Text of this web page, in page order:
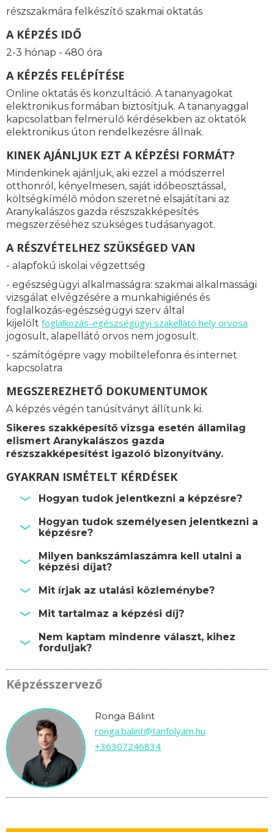
részszakmára felkészítő szakmai oktatás
A KÉPZÉS IDŐ
2-3 hónap - 480 óra
A KÉPZÉS FELÉPÍTÉSE
Online oktatás és konzultáció. A tananyagokat
elektronikus formában biztosítjuk. A tananyaggal
kapcsolatban felmerülő kérdésekben az oktatók
elektronikus úton rendelkezésre állnak.
KINEK AJÁNLJUK EZT A KÉPZÉSI FORMÁT?
Mindenkinek ajánljuk, aki ezzel a módszerrel
otthonról, kényelmesen, saját időbeosztással,
költségkímélő módon szeretné elsajátítani az
Aranykalászos gazda részszakképesítés
megszerzéséhez szükséges tudásanyagot.
A RÉSZVÉTELHEZ SZÜKSÉGED VAN
- alapfokú iskolai végzettség
- egészségügyi alkalmasságra: szakmai alkalmassági
vizsgálat elvégzésére a munkahigiénés és
foglalkozás-egészségügyi szerv által
kijelölt foglalkozás-egészségügyi szakellátó hely orvosa
jogosult, alapellátó orvos nem jogosult.
- számítógépre vagy mobiltelefonra és internet
kapcsolatra
MEGSZEREZHETŐ DOKUMENTUMOK
A képzés végén tanúsítványt állítunk ki.
Sikeres szakképesítő vizsga esetén államilag
elismert Aranykalászos gazda
részszakképesítést igazoló bizonyítvány.
GYAKRAN ISMÉTELT KÉRDÉSEK
Hogyan tudok jelentkezni a képzésre?
Hogyan tudok személyesen jelentkezni a
képzésre?
Milyen bankszámlaszámra kell utalni a
képzési díjat?
Mit írjak az utalási közleménybe?
Mit tartalmaz a képzési díj?
Nem kaptam mindenre választ, kihez
forduljak?
Képzésszervező
Ronga Bálint
ronga.balint@tanfolyam.hu
+36307246834